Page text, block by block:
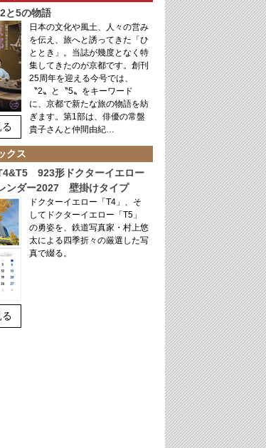
5の物語
日本の文化や風土、人々の営み
を伝え、旅へと誘ってきた「ひ
ととき」。当誌が幾度となく特
集してきたのが京都です。創刊
25周年を迎える今号では、
〝2〟と〝5〟をキーワード
に、京都で新たな旅の物語を紡
ぎます。第1部は、俳優の常盤
貴子さんと仲間由紀…
クス
923形ドクターイエロー
ンダー2027 壁掛けタイプ
ドクターイエロー「T4」、そ
してドクターイエロー「T5」
の勇姿を、鉄道写真家・村上悠
太による四季折々の厳選した写
真で綴る。